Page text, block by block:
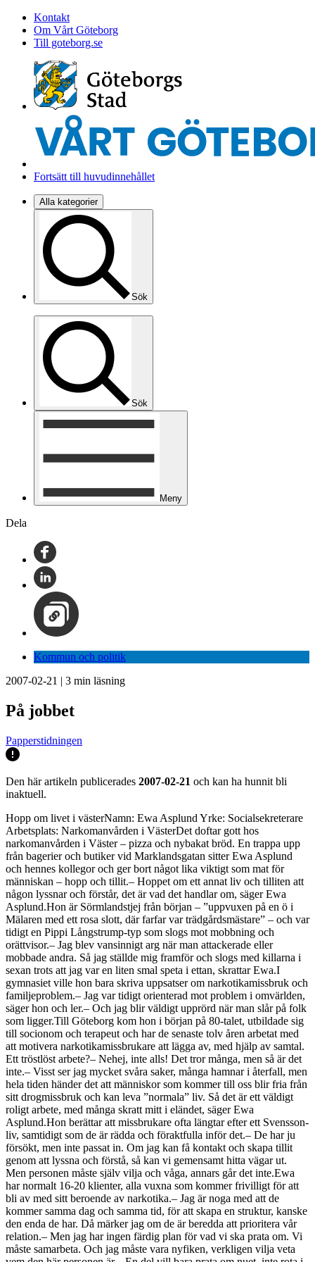
Kontakt
Om Vårt Göteborg
Till goteborg.se
Fortsätt till huvudinnehållet
Alla kategorier
Sök
Sök
Meny
Dela
Kommun och politik
2007-02-21 | 3 min läsning
På jobbet
Papperstidningen
Den här artikeln publicerades 2007-02-21 och kan ha hunnit bli
inaktuell.
Hopp om livet i västerNamn: Ewa Asplund Yrke: Socialsekreterare
Arbetsplats: Narkomanvården i VästerDet doftar gott hos
narkomanvården i Väster – pizza och nybakat bröd. En trappa upp
från bagerier och butiker vid Marklandsgatan sitter Ewa Asplund
och hennes kollegor och ger bort något lika viktigt som mat för
människan – hopp och tillit.– Hoppet om ett annat liv och tilliten att
någon lyssnar och förstår, det är vad det handlar om, säger Ewa
Asplund.Hon är Sörmlandstjej från början – ”uppvuxen på en ö i
Mälaren med ett rosa slott, där farfar var trädgårdsmästare” – och var
tidigt en Pippi Långstrump-typ som slogs mot mobbning och
orättvisor.– Jag blev vansinnigt arg när man attackerade eller
mobbade andra. Så jag ställde mig framför och slogs med killarna i
sexan trots att jag var en liten smal speta i ettan, skrattar Ewa.I
gymnasiet ville hon bara skriva uppsatser om narkotikamissbruk och
familjeproblem.– Jag var tidigt orienterad mot problem i omvärlden,
säger hon och ler.– Och jag blir väldigt upprörd när man slår på folk
som ligger.Till Göteborg kom hon i början på 80-talet, utbildade sig
till socionom och terapeut och har de senaste tolv åren arbetat med
att motivera narkotikamissbrukare att lägga av, med hjälp av samtal.
Ett tröstlöst arbete?– Nehej, inte alls! Det tror många, men så är det
inte.– Visst ser jag mycket svåra saker, många hamnar i återfall, men
hela tiden händer det att människor som kommer till oss blir fria från
sitt drogmissbruk och kan leva ”normala” liv. Så det är ett väldigt
roligt arbete, med många skratt mitt i eländet, säger Ewa
Asplund.Hon berättar att missbrukare ofta längtar efter ett Svensson-
liv, samtidigt som de är rädda och föraktfulla inför det.– De har ju
försökt, men inte passat in. Om jag kan få kontakt och skapa tillit
genom att lyssna och förstå, så kan vi gemensamt hitta vägar ut.
Men personen måste själv vilja och våga, annars går det inte.Ewa
har normalt 16-20 klienter, alla vuxna som kommer frivilligt för att
bli av med sitt beroende av narkotika.– Jag är noga med att de
kommer samma dag och samma tid, för att skapa en struktur, kanske
den enda de har. Då märker jag om de är beredda att prioritera vår
relation.– Men jag har ingen färdig plan för vad vi ska prata om. Vi
måste samarbeta. Och jag måste vara nyfiken, verkligen vilja veta